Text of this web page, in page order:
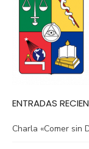
ENTRADAS
Charla «Comer sin